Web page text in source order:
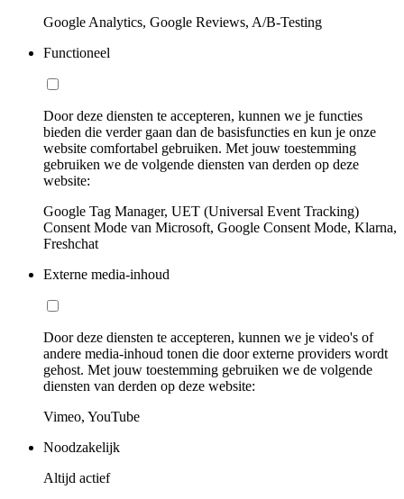
Google Analytics, Google Reviews, A/B-Testing
Functioneel
Door deze diensten te accepteren, kunnen we je functies
bieden die verder gaan dan de basisfuncties en kun je onze
website comfortabel gebruiken. Met jouw toestemming
gebruiken we de volgende diensten van derden op deze
website:
Google Tag Manager, UET (Universal Event Tracking)
Consent Mode van Microsoft, Google Consent Mode, Klarna,
Freshchat
Externe media-inhoud
Door deze diensten te accepteren, kunnen we je video's of
andere media-inhoud tonen die door externe providers wordt
gehost. Met jouw toestemming gebruiken we de volgende
diensten van derden op deze website:
Vimeo, YouTube
Noodzakelijk
Altijd actief